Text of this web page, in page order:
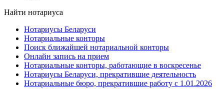
Найти нотариуса
Нотариусы Беларуси
Нотариальные конторы
Поиск ближайшей нотариальной конторы
Онлайн запись на прием
Нотариальные конторы, работающие в воскресенье
Нотариусы Беларуси, прекратившие деятельность
Нотариальные бюро, прекратившие работу с 1.01.2026